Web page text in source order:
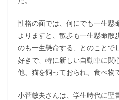
性格の面では、何にでも一生懸
よりますと、散歩も一生懸命散
のも一生懸命する、とのことで
好きで、特に新しい自動車に関
他、猫を飼っておられ、食べ物
小菅敏夫さんは、学生時代に聖